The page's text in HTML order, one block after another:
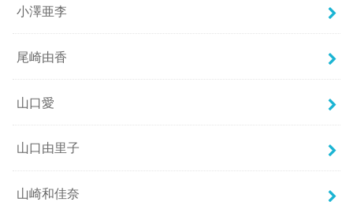
小澤亜李
尾崎由香
山口愛
山口由里子
山崎和佳奈